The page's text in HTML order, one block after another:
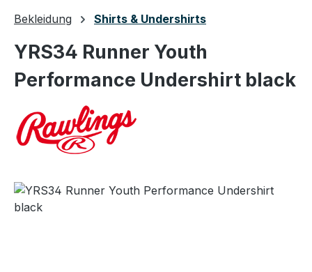
Bekleidung Shirts & Undershirts
YRS34 Runner Youth
Performance Undershirt black
Bildergalerie überspringen